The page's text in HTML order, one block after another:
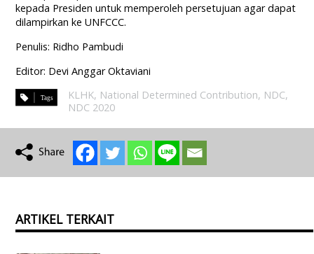
kepada Presiden untuk memperoleh persetujuan agar dapat
dilampirkan ke UNFCCC.
Penulis: Ridho Pambudi
Editor: Devi Anggar Oktaviani
KLHK, National Determined Contribution, NDC,
NDC 2020
ARTIKEL TERKAIT